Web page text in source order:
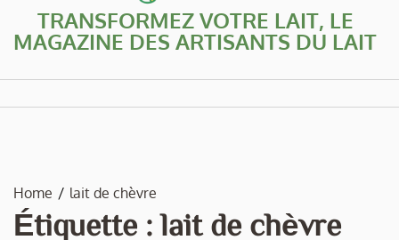
TRANSFORMEZ VOTRE LAIT, LE
MAGAZINE DES ARTISANTS DU LAIT
Home lait de chèvre
Étiquette :lait de chèvre